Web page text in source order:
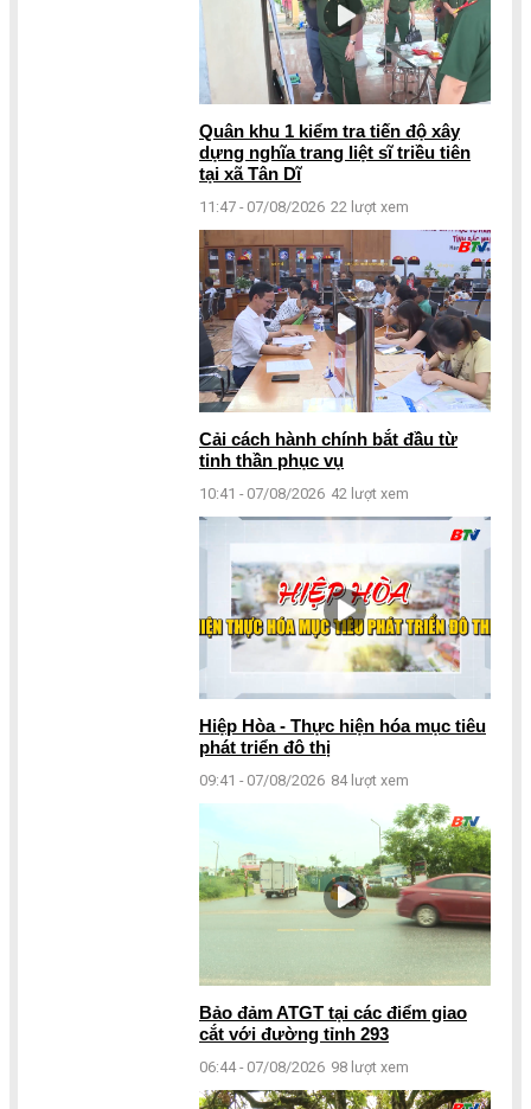
Quân khu 1 kiểm tra tiến độ xây
dựng nghĩa trang liệt sĩ triều tiên
tại xã Tân Dĩ
11:47 - 07/08/2026 22 lượt xem
Cải cách hành chính bắt đầu từ
tinh thần phục vụ
10:41 - 07/08/2026 42 lượt xem
Hiệp Hòa - Thực hiện hóa mục tiêu
phát triển đô thị
09:41 - 07/08/2026 84 lượt xem
Bảo đảm ATGT tại các điểm giao
cắt với đường tỉnh 293
06:44 - 07/08/2026 98 lượt xem